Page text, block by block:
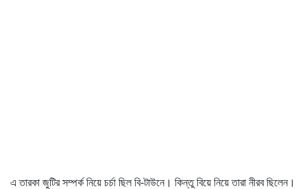
এ তারকা জুটির সম্পর্ক নিয়ে চর্চা ছিল বি-টাউনে। কিন্তু বিয়ে নিয়ে তারা নীরব ছিলেন।